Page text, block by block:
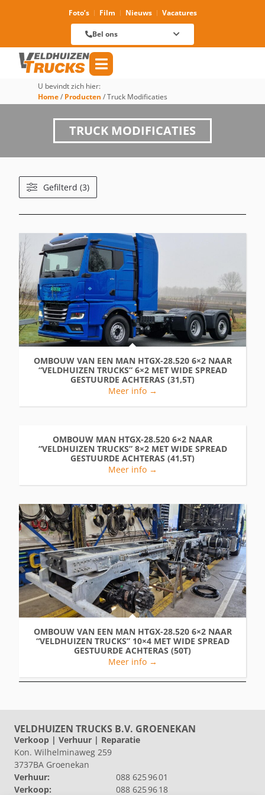
Foto’s Film Nieuws Vacatures
Bel ons
U bevindt zich hier:
Home/ Producten /Truck Modificaties
TRUCK MODIFICATIES
Gefilterd (3)
OMBOUW VAN EEN MAN HTGX-28.520 6×2 NAAR
“VELDHUIZEN TRUCKS” 6×2 MET WIDE SPREAD
GESTUURDE ACHTERAS (31,5T)
Meer info →
OMBOUW MAN HTGX-28.520 6×2 NAAR
“VELDHUIZEN TRUCKS” 8×2 MET WIDE SPREAD
GESTUURDE ACHTERAS (41,5T)
Meer info →
OMBOUW VAN EEN MAN HTGX-28.520 6×2 NAAR
“VELDHUIZEN TRUCKS” 10×4 MET WIDE SPREAD
GESTUURDE ACHTERAS (50T)
Meer info →
VELDHUIZEN TRUCKS B.V. GROENEKAN
Verkoop | Verhuur | Reparatie
Kon. Wilhelminaweg 259
3737BA Groenekan
Verhuur:
088 625 96 01
Verkoop:
088 625 96 18